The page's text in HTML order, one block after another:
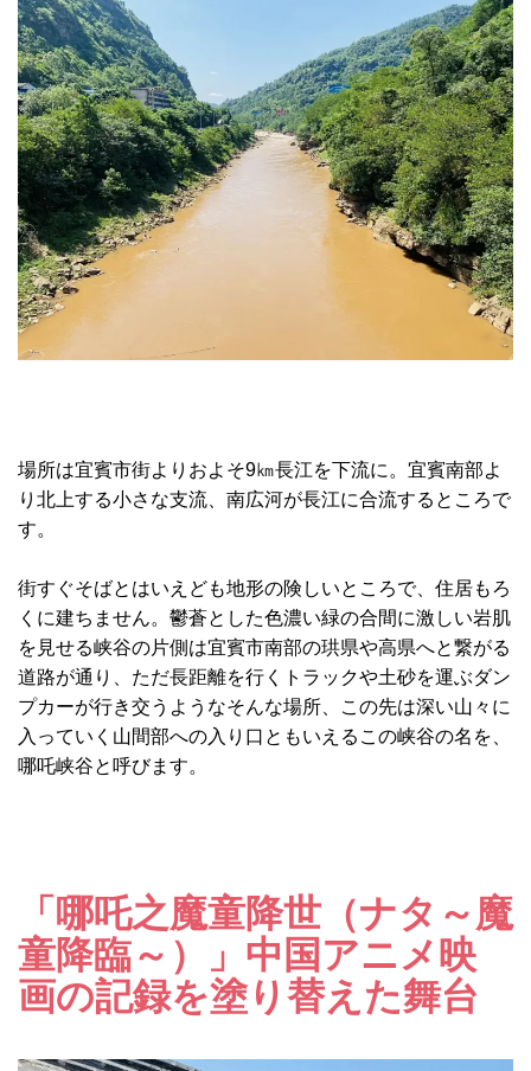
場所は宜賓市街よりおよそ9㎞長江を下流に。宜賓南部よ
り北上する小さな支流、南広河が長江に合流するところで
す。
街すぐそばとはいえども地形の険しいところで、住居もろ
くに建ちません。鬱蒼とした色濃い緑の合間に激しい岩肌
を見せる峡谷の片側は宜賓市南部の珙県や高県へと繋がる
道路が通り、ただ長距離を行くトラックや土砂を運ぶダン
プカーが行き交うようなそんな場所、この先は深い山々に
入っていく山間部への入り口ともいえるこの峡谷の名を、
哪吒峡谷と呼びます。
「哪吒之魔童降世（ナタ～魔
童降臨～）」中国アニメ映
画の記録を塗り替えた舞台